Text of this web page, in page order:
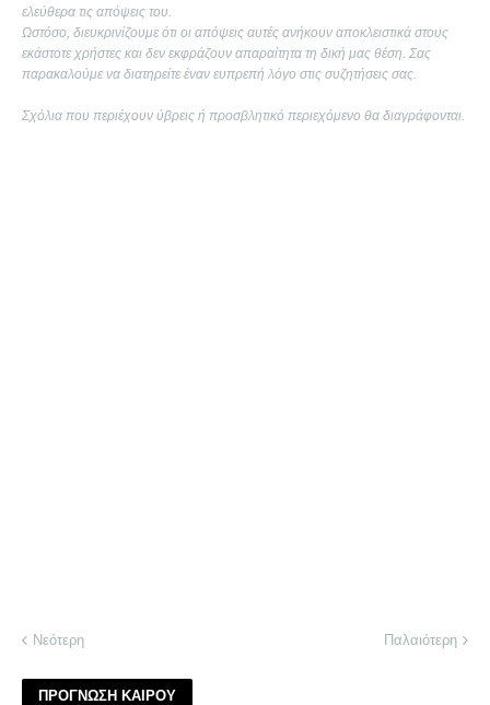
ελεύθερα τις απόψεις του.
Ωστόσο, διευκρινίζουμε ότι οι απόψεις αυτές ανήκουν αποκλειστικά στους
εκάστοτε χρήστες και δεν εκφράζουν απαραίτητα τη δική μας θέση. Σας
παρακαλούμε να διατηρείτε έναν ευπρεπή λόγο στις συζητήσεις σας.
Σχόλια που περιέχουν ύβρεις ή προσβλητικό περιεχόμενο θα διαγράφονται.
Νεότερη Παλαιότερη
ΠΡΟΓΝΩΣΗ ΚΑΙΡΟΥ